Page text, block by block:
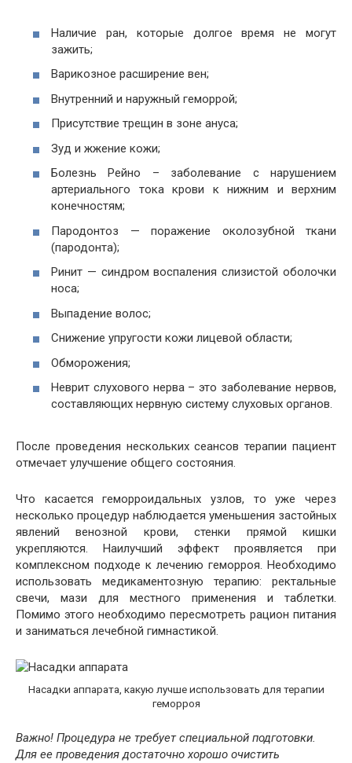
Наличие ран, которые долгое время не могут
зажить;
Варикозное расширение вен;
Внутренний и наружный геморрой;
Присутствие трещин в зоне ануса;
Зуд и жжение кожи;
Болезнь Рейно – заболевание с нарушением
артериального тока крови к нижним и верхним
конечностям;
Пародонтоз — поражение околозубной ткани
(пародонта);
Ринит — синдром воспаления слизистой оболочки
носа;
Выпадение волос;
Снижение упругости кожи лицевой области;
Обморожения;
Неврит слухового нерва – это заболевание нервов,
составляющих нервную систему слуховых органов.
После проведения нескольких сеансов терапии пациент
отмечает улучшение общего состояния.
Что касается геморроидальных узлов, то уже через
несколько процедур наблюдается уменьшения застойных
явлений венозной крови, стенки прямой кишки
укрепляются. Наилучший эффект проявляется при
комплексном подходе к лечению геморроя. Необходимо
использовать медикаментозную терапию: ректальные
свечи, мази для местного применения и таблетки.
Помимо этого необходимо пересмотреть рацион питания
и заниматься лечебной гимнастикой.
Насадки аппарата, какую лучше использовать для терапии
геморроя
Важно! Процедура не требует специальной подготовки.
Для ее проведения достаточно хорошо очистить